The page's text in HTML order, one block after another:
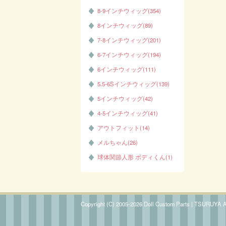
8-9インチウィッグ(354)
8インチウィッグ(89)
7-8インチウィッグ(201)
6-7インチウィッグ(194)
6インチウィッグ(111)
5.5-6Sインチウィッグ(139)
5インチウィッグ(42)
4-5インチウィッグ(41)
アウトフィット(14)
メルちゃん(26)
球体関節人形 ボディくん(1)
Copyright (C) 2005-2026 Doll Custom Parts | TSURUYA